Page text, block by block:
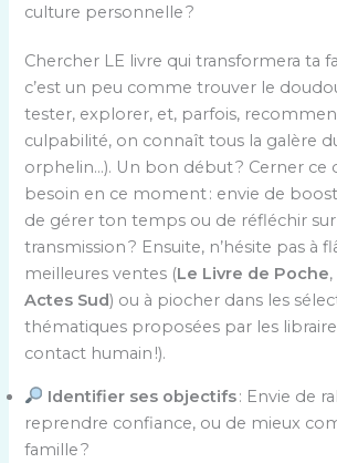
culture personnelle ?
Chercher LE livre qui transformera ta
c’est un peu comme trouver le
tester, explorer, et, parfois,
culpabilité, on connaît tous la galère
orphelin…). Un bon début ? Cerner ce
besoin en ce moment : envie de
de gérer ton temps ou de réfléchir sur
transmission ? Ensuite, n’hésite pas à
meilleures ventes (Le Livre de Poche,
Actes Sud) ou à piocher dans les
thématiques proposées par les
contact humain !).
Identifier ses objectifs: Envie de
reprendre confiance, ou de mieux
famille ?